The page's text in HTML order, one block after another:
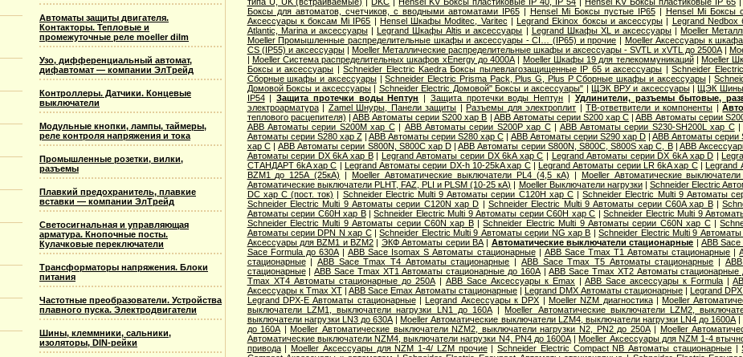
Автоматы защиты двигателя.
Контакторы. Тепловые и
промежуточные реле moeller dilm
Узо, дифференциальный автомат,
дифавтомат — компании ЭлТрейд
Контроллеры. Датчики. Концевые
выключатели
Модульные кнопки, лампы, таймеры,
реле контроля напряжения и тока
Промышленные розетки, вилки,
разъемы
Плавкий предохранитель, плавкие
вставки — компании ЭлТрейд
Светосигнальная и управляющая
арматура. Кнопочные посты.
Кулачковые переключатели
Трансформаторы напряжения. Блоки
питания
Частотные преобразователи. Устройства
плавного пуска. Электродвигатели
Шины, клеммники, сальники,
изоляторы, DIN-рейки
Боксы для автоматов, счетчиков, с вводными автоматами IP65| Hensel Mi Боксы пустые IP65| Hensel Mi Боксы
Аксессуары к боксам Mi IP65 | Hensel Шкафы Moditec, Varitec |Legrand Ekinox боксы и аксессуры | Legrand Nedbox
Atlantic, Marina и аксессуары|Legrand Шкафы Altis и аксессуары | Legrand Шкафы XL и аксессуары |Moeller
Moeller Промышленные распределительные шкафы и аксессуары - CI… (IP65) и прочие | Moeller Аксессуары к
CS (IP55) и аксессуары| Moeller Металлические распределительные шкафы и аксессуары - SVTL и xVTL до 2500А|
| Moeller Система распределительных шкафов xEnergy до 4000А | Moeller Шкафы 19 для телекоммуникаций| Moeller
Боксы и аксессуары |Schneider Electric Kaedra Боксы пылевлагозащищенные IP 65 и аксессуары |Schneider
Сборные шкафы и аксессуары|Schneider Electric Prisma Pack, Plus G, Plus P Сборные шкафы и аксессуары|
Домовой Боксы и аксессуары| Schneider Electric Домовой" Боксы и аксессуары" |ЩЭК ВРУ и аксессуары|ЩЭК
IP54|Защита протечки воды Нептун | Защита протечки воды Нептун | Удлинители, разъемы бытовые,
электроарматура| Zamel Шнуры, Панели защиты |Разъемы для электроплит |ТВ-ответвители и компоненты |
теплового расцепителя) | ABB Автоматы серии S200 хар B | ABB Автоматы серии S200 хар C |ABB Автоматы серии
ABB Автоматы серии S200M хар С| ABB Автоматы серии S200P хар C| ABB Автоматы серии S230-SH200L хар С|
Автоматы серии S280 хар Z| ABB Автоматы серии S280 хар С| ABB Автоматы серии S290 хар D |ABB Автоматы серии
хар С|ABB Автоматы серии S800N, S800C хар D|ABB Автоматы серии S800N, S800C, S800S хар С, B| ABB
Автоматы серии DX 6kA хар B| Legrand Автоматы серии DX 6kA хар C | Legrand Автоматы серии DX 6kA хар D |
СТАНДАРТ 6kA хар C | Legrand Автоматы серии DX-h 10-25kA хар C|Legrand Автоматы серии LR 6kA хар C|Legrand
BZM1 до 125А (25кА)
|Moeller Автоматические выключатели PL4 (4,5 кА) | Moeller Автоматические
Автоматические выключатели PLHT, FAZ, PLI и PLSM (10-25 кА) | Moeller Выключатели нагрузки| Schneider Electric
DC хар C (пост. ток) | Schneider Electric Multi 9 Автоматы серии C120H хар C|Schneider Electric Multi 9 Автоматы
Schneider Electric Multi 9 Автоматы серии C120N хар D | Schneider Electric Multi 9 Автоматы серии C60A хар B|
Автоматы серии C60H хар B|Schneider Electric Multi 9 Автоматы серии C60H хар C |Schneider Electric Multi 9
Schneider Electric Multi 9 Автоматы серии C60N хар B|Schneider Electric Multi 9 Автоматы серии C60N хар C|
Автоматы серии DPN N хар С|Schneider Electric Multi 9 Автоматы серии NG хар B |Schneider Electric Multi 9
Аксессуары для BZM1 и BZM2 | ЭКФ Автоматы серии ВА| Автоматические выключатели стационарные |ABB Sace
Sace Formula до 630А|ABB Sace Isomax S Автоматы стационарные| ABB Sace Tmax T1 Автоматы стационарные |
стационарные| ABB Sace Tmax T4 Автоматы стационарные | ABB Sace Tmax T5 Автоматы стационарные |
стационарные|ABB Sace Tmax XT1 Автоматы стационарные до 160А|ABB Sace Tmax XT2 Автоматы стационарные
Tmax XT4 Автоматы стационарные до 250А| ABB Sace Аксессуары к Emax | ABB Sace аксессуары к Formula |
Аксессуары к Tmax XT| ABB Sace Еmax Автоматы стационарные| Legrand DMX Автоматы стационарные |Legrand
Legrand DPX-E Автоматы стационарные|Legrand Аксессуары к DPX | Moeller NZM диагностика|Moeller
выключатели LZM1, выключатели нагрузки LN1 до 160А|Moeller Автоматические выключатели LZM2,
выключатели нагрузки LN3 до 630А |Moeller Автоматические выключатели LZM4, выключатели нагрузки LN4 до 1600А |
до 160А |Moeller Автоматические выключатели NZM2, выключатели нагрузки N2, PN2 до 250А| Moeller
Автоматические выключатели NZM4, выключатели нагрузки N4, PN4 до 1600А |Moeller Аксессуары для NZM 1-4
привода|Moeller Аксессуары для NZM 1-4/ LZM прочие|Schneider Electric Compact NB Автоматы стационарные|